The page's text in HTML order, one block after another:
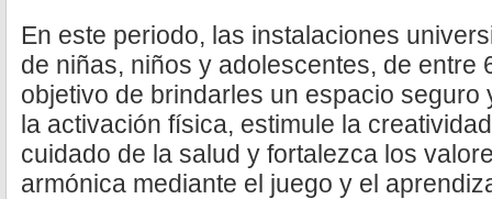
En este periodo, las instalaciones
de niñas, niños y adolescentes, de entre
objetivo de brindarles un espacio seguro
la activación física, estimule la
cuidado de la salud y fortalezca los
armónica mediante el juego y el